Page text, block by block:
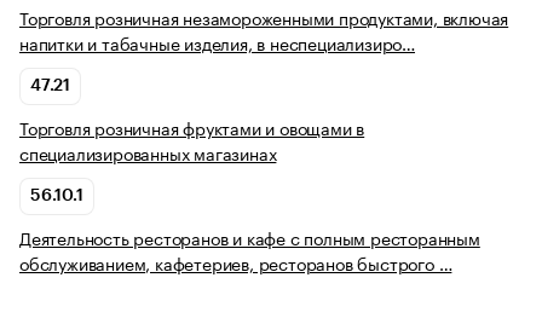
Торговля розничная незамороженными продуктами, включая
напитки и табачные изделия, в неспециализиро…
47.21
Торговля розничная фруктами и овощами в
специализированных магазинах
56.10.1
Деятельность ресторанов и кафе с полным ресторанным
обслуживанием, кафетериев, ресторанов быстрого …